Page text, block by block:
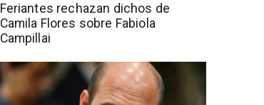
Feriantes rechazan dichos de
Camila Flores sobre Fabiola
Campillai